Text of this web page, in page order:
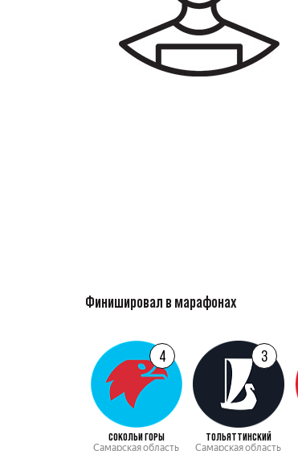
Финишировал в марафонах
4
СОКОЛЬИ ГОРЫ
Самарская область
3
ТОЛЬЯТТИНСКИЙ
Самарская область